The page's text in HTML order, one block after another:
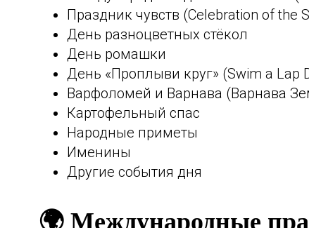
Праздник чувств (Celebration of the
День разноцветных стёкол
День ромашки
День «Проплыви круг» (Swim a Lap
Варфоломей и Варнава (Варнава
Картофельный спас
Народные приметы
Именины
Другие события дня
🌍 Международные